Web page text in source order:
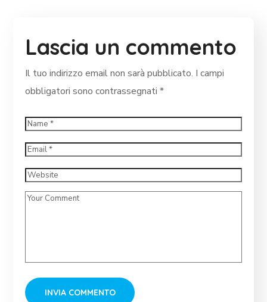
Lascia un commento
Il tuo indirizzo email non sarà pubblicato. I campi
obbligatori sono contrassegnati*